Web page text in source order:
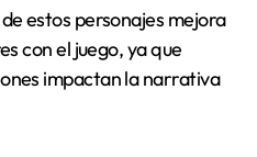
estos personajes mejora
con el juego, ya que
impactan la narrativa